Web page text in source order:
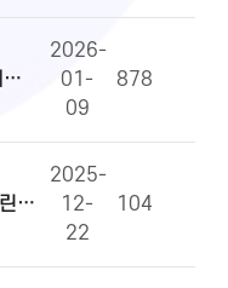
국가건강정보포털 로그인 체계 전환 및 OpenAPI 이용 안내
2026-
01-
09
878
❤️청소년 건강 실천 숏폼 챌린지 당첨자 발표
2025-
12-
22
104